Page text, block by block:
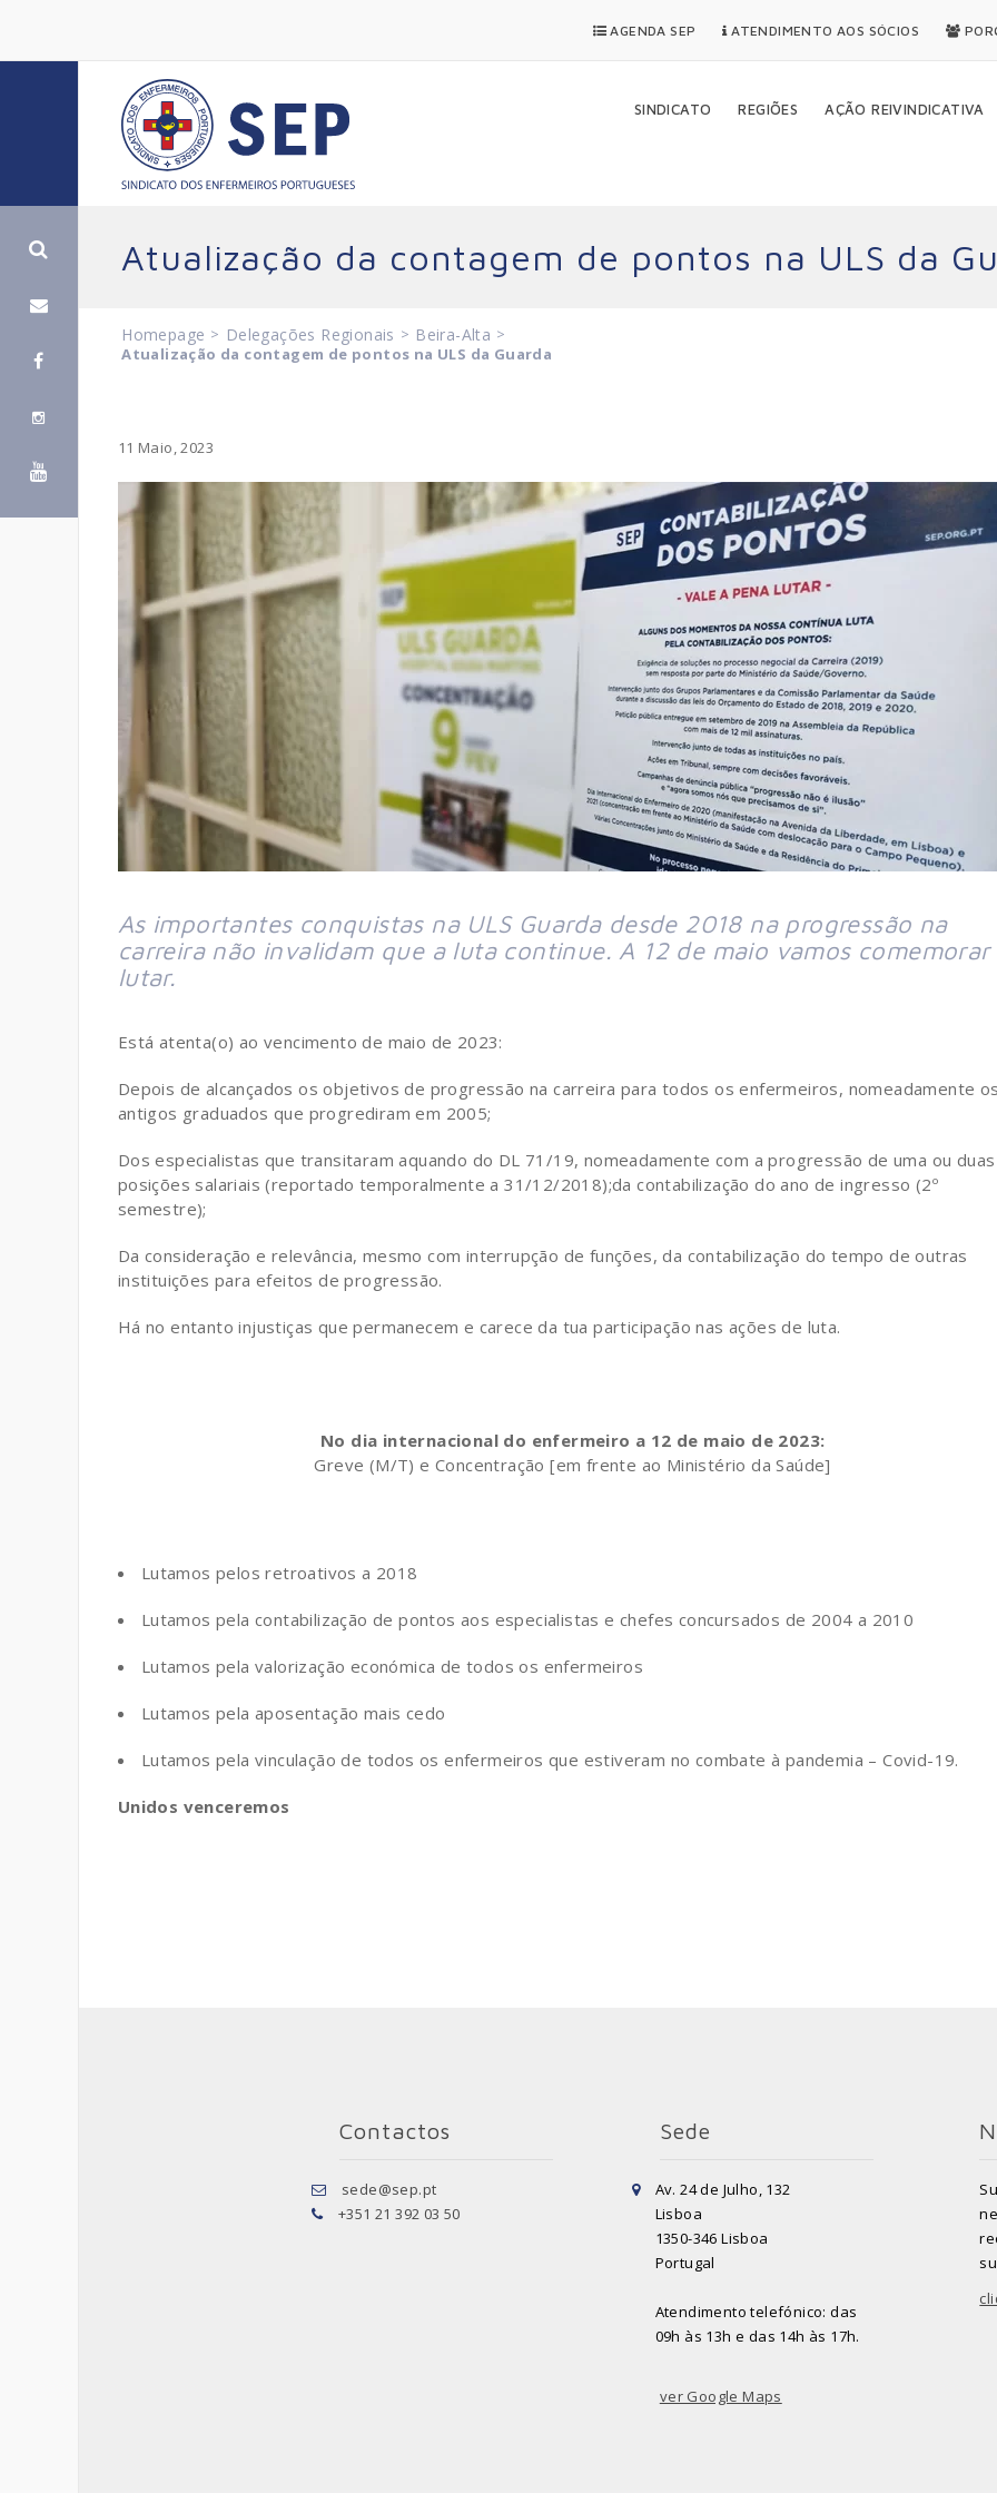
AGENDA SEP ATENDIMENTO AOS SÓCIOS
SINDICATO REGIÕES AÇÃO REIVINDICATIVA
Atualização da contagem de pontos na ULS da
Homepage > Delegações Regionais > Beira-Alta >
Atualização da contagem de pontos na ULS da Guarda
11 Maio, 2023
As importantes conquistas na ULS Guarda desde 2018 na progressão na
carreira não invalidam que a luta continue. A 12 de maio vamos comemorar
lutar.
Está atenta(o) ao vencimento de maio de 2023:
Depois de alcançados os objetivos de progressão na carreira para todos os enfermeiros, nomeadamente
antigos graduados que progrediram em 2005;
Dos especialistas que transitaram aquando do DL 71/19, nomeadamente com a progressão de uma ou duas
posições salariais (reportado temporalmente a 31/12/2018);da contabilização do ano de ingresso (2º
semestre);
Da consideração e relevância, mesmo com interrupção de funções, da contabilização do tempo de outras
instituições para efeitos de progressão.
Há no entanto injustiças que permanecem e carece da tua participação nas ações de luta.
No dia internacional do enfermeiro a 12 de maio de 2023:
Greve (M/T) e Concentração [em frente ao Ministério da Saúde]
Lutamos pelos retroativos a 2018
Lutamos pela contabilização de pontos aos especialistas e chefes concursados de 2004 a 2010
Lutamos pela valorização económica de todos os enfermeiros
Lutamos pela aposentação mais cedo
Lutamos pela vinculação de todos os enfermeiros que estiveram no combate à pandemia – Covid-19.
Unidos venceremos
Contactos
sede@sep.pt
+351 21 392 03 50
Sede
Av. 24 de Julho, 132
Lisboa
1350-346 Lisboa
Portugal
Atendimento telefónico: das
09h às 13h e das 14h às 17h.
ver Google Maps